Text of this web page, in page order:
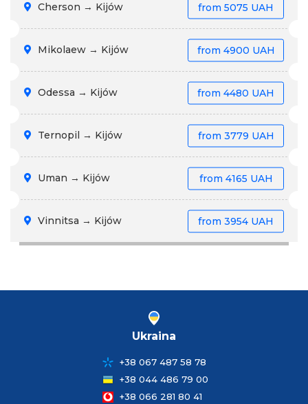
Cherson → Kijów from 5075 UAH
Mikolaew → Kijów from 4900 UAH
Odessa → Kijów from 4480 UAH
Ternopil → Kijów from 3779 UAH
Uman → Kijów from 4165 UAH
Vinnitsa → Kijów from 3954 UAH
Ukraina
+38 067 487 58 78
+38 044 486 79 00
+38 066 281 80 41